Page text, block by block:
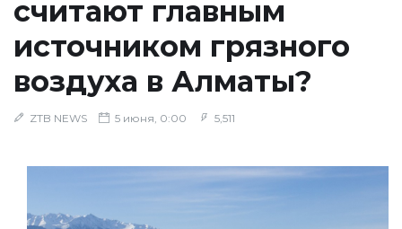
считают главным
источником грязного
воздуха в Алматы?
ZTB NEWS 5 июня, 0:00 5,511